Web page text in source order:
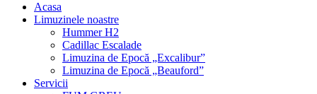
Acasa
Limuzinele noastre
Hummer H2
Cadillac Escalade
Limuzina de Epocă „Excalibur”
Limuzina de Epocă „Beauford”
Servicii